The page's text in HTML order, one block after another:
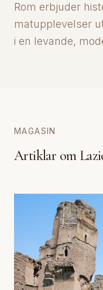
Rom erbjuder
matupplevelser
i en levande,
MAGASIN
Artiklar om